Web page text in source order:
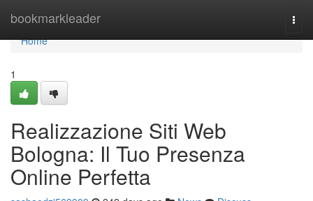
bookmarkleader
Home
Home
1
Realizzazione Siti Web
Bologna: Il Tuo Presenza
Online Perfetta